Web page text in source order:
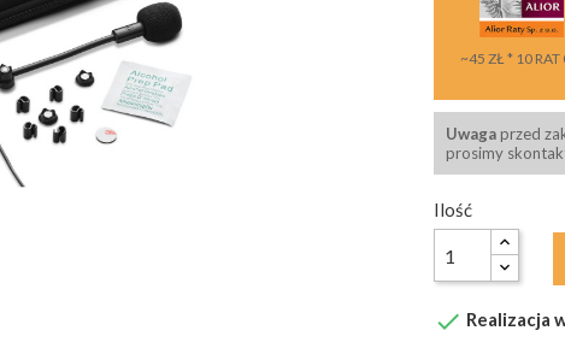
~45 ZŁ * 10 RAT
Uwagaprzed
prosimy
Ilość
 Realizacja